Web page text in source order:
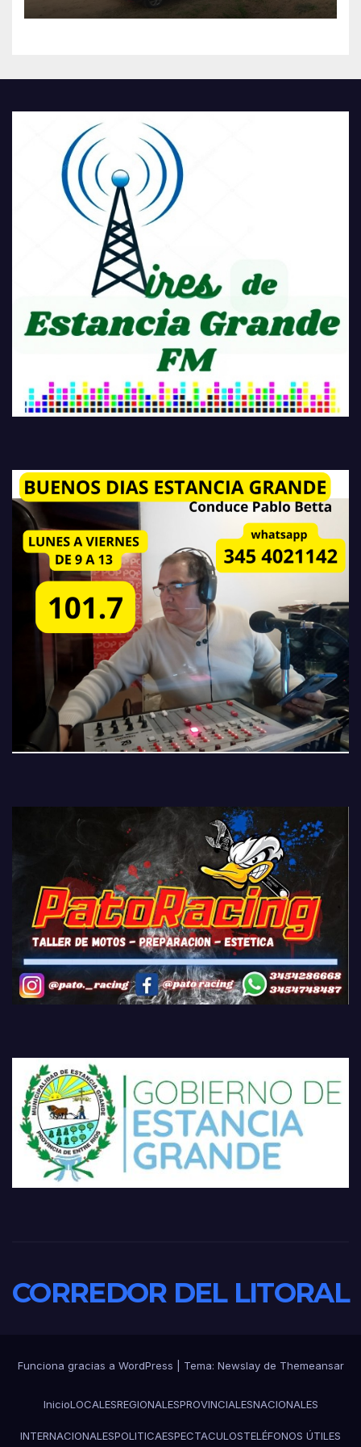
HISTÓRICA PARA LA
CORREDOR DEL LITORAL
Funciona gracias a WordPress Tema: Newslayde Themeansar
InicioLOCALESREGIONALESPROVINCIALESNACIONALES
INTERNACIONALESPOLITICAESPECTACULOSTELÉFONOS ÚTILES